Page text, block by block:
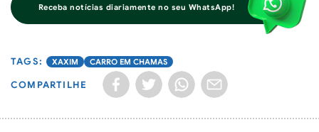
Receba notícias diariamente no seu WhatsApp!
XAXIM CARRO EM CHAMAS
COMPARTILHE